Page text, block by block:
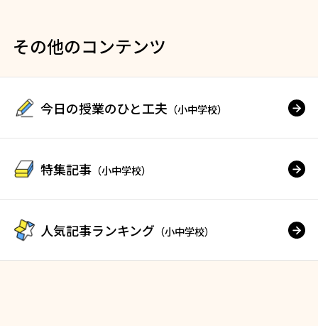
その他のコンテンツ
今日の授業のひと工夫 （小中学校）
特集記事 （小中学校）
人気記事ランキング （小中学校）